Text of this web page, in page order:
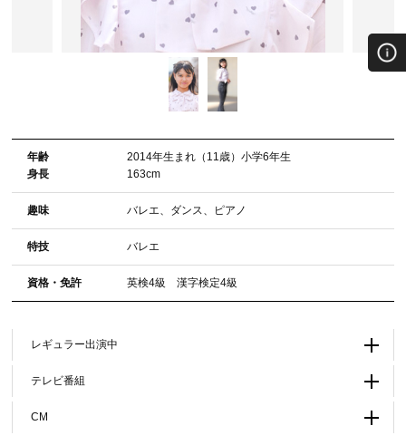
年齢
2014年⽣まれ（11歳）小学6年生
⾝⻑
163cm
趣味 バレエ、ダンス、ピアノ
特技 バレエ
資格・免許 英検4級 漢字検定4級
レギュラー出演中
テレビ番組
CM